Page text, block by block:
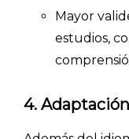
Mayor
estudios,
4.